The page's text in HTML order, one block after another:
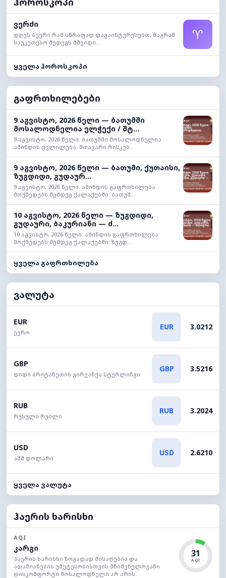
ვერძი
დღეს ბევრი რამ სწრაფად დაგაინტერესებთ, მაგრამ
საუკეთესო შედეგს მშვიდი...
♈
ყველა ჰოროსკოპი
გაფრთხილებები
9 აგვისტო, 2026 წელი — ბათუმში
მოსალოდნელია ელჭექი / შტ...
9 აგვისტო, 2026 წელი. ბათუმში მოსალოდნელია
ამინდის ცვლილება. მთავარი რისკებ...
9 აგვისტო, 2026 წელი — ბათუმი, ქუთაისი,
ზუგდიდი, გუდაურ...
9 აგვისტო, 2026 წელი. ამინდის გაფრთხილება
მოქმედებს შემდეგ ქალაქებში: ბათუმ...
10 აგვისტო, 2026 წელი — ზუგდიდი,
გუდაური, ბაკურიანი — ძ...
10 აგვისტო, 2026 წელი. ამინდის გაფრთხილება
მოქმედებს შემდეგ ქალაქებში: ზუგდ...
ყველა გაფრთხილება
ვალუტა
EUR
ევრო
EUR 3.0212
GBP
დიდი ბრიტანეთის გირვანქა სტერლინგი
GBP 3.5216
RUB
რუსული რუბლი
RUB 3.2024
USD
აშშ დოლარი
USD 2.6210
ყველა ვალუტა
ჰაერის ხარისხი
AQI
კარგი
ჰაერის ხარისხი ზოგადად მისაღებია და
ადამიანების უმეტესობისთვის მნიშვნელოვანი
დისკომფორტი მოსალოდნელი არ არის.
31
AQI